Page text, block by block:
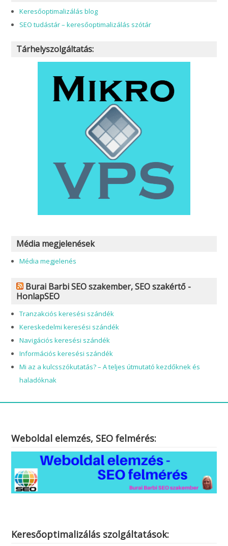
Keresőoptimalizálás blog
SEO tudástár – keresőoptimalizálás szótár
Tárhelyszolgáltatás:
Média megjelenések
Média megjelenés
Burai Barbi SEO szakember, SEO szakértő -
HonlapSEO
Tranzakciós keresési szándék
Kereskedelmi keresési szándék
Navigációs keresési szándék
Információs keresési szándék
Mi az a kulcsszókutatás? – A teljes útmutató kezdőknek és
haladóknak
Weboldal elemzés, SEO felmérés:
Keresőoptimalizálás szolgáltatások: